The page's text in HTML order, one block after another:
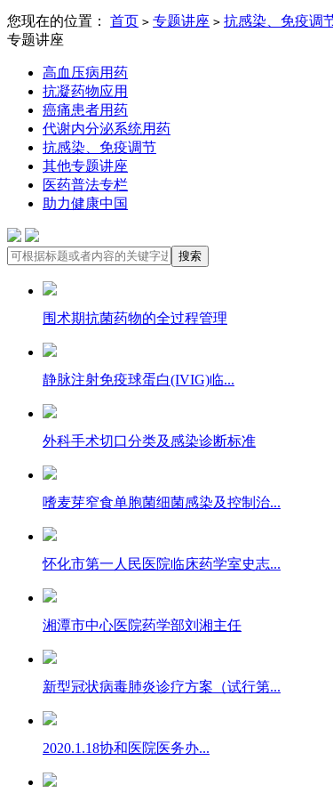
您现在的位置： 首页 > 专题讲座 > 抗感染、免疫调
专题讲座
高血压病用药
抗凝药物应用
癌痛患者用药
代谢内分泌系统用药
抗感染、免疫调节
其他专题讲座
医药普法专栏
助力健康中国
围术期抗菌药物的全过程管理
静脉注射免疫球蛋白(IVIG)临...
外科手术切口分类及感染诊断标准
嗜麦芽窄食单胞菌细菌感染及控制治...
怀化市第一人民医院临床药学室史志...
湘潭市中心医院药学部刘湘主任
新型冠状病毒肺炎诊疗方案（试行第...
2020.1.18协和医院医务办...